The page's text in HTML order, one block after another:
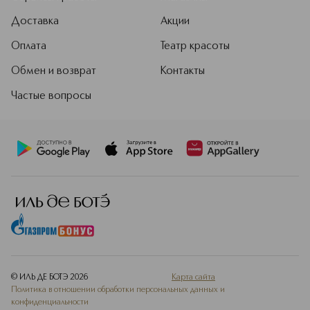
Подробнее
Доставка
Оплата
Обмен и возврат
Частые вопросы
Акции
Театр красоты
Контакты
© ИЛЬ ДЕ БОТЭ 2026
Карта сайта
Политика в отношении обработки персональных данных и
конфиденциальности